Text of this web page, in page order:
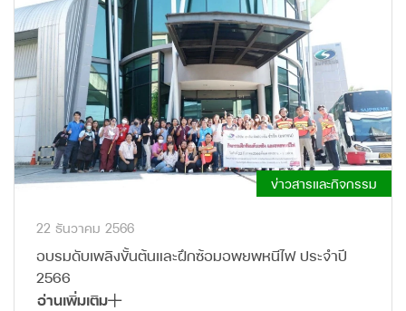
ข่าวสารและกิจกรรม
22 ธันวาคม 2566
อบรมดับเพลิงขั้นต้นและฝึกซ้อมอพยพหนีไฟ ประจำปี
2566
อ่านเพิ่มเติม